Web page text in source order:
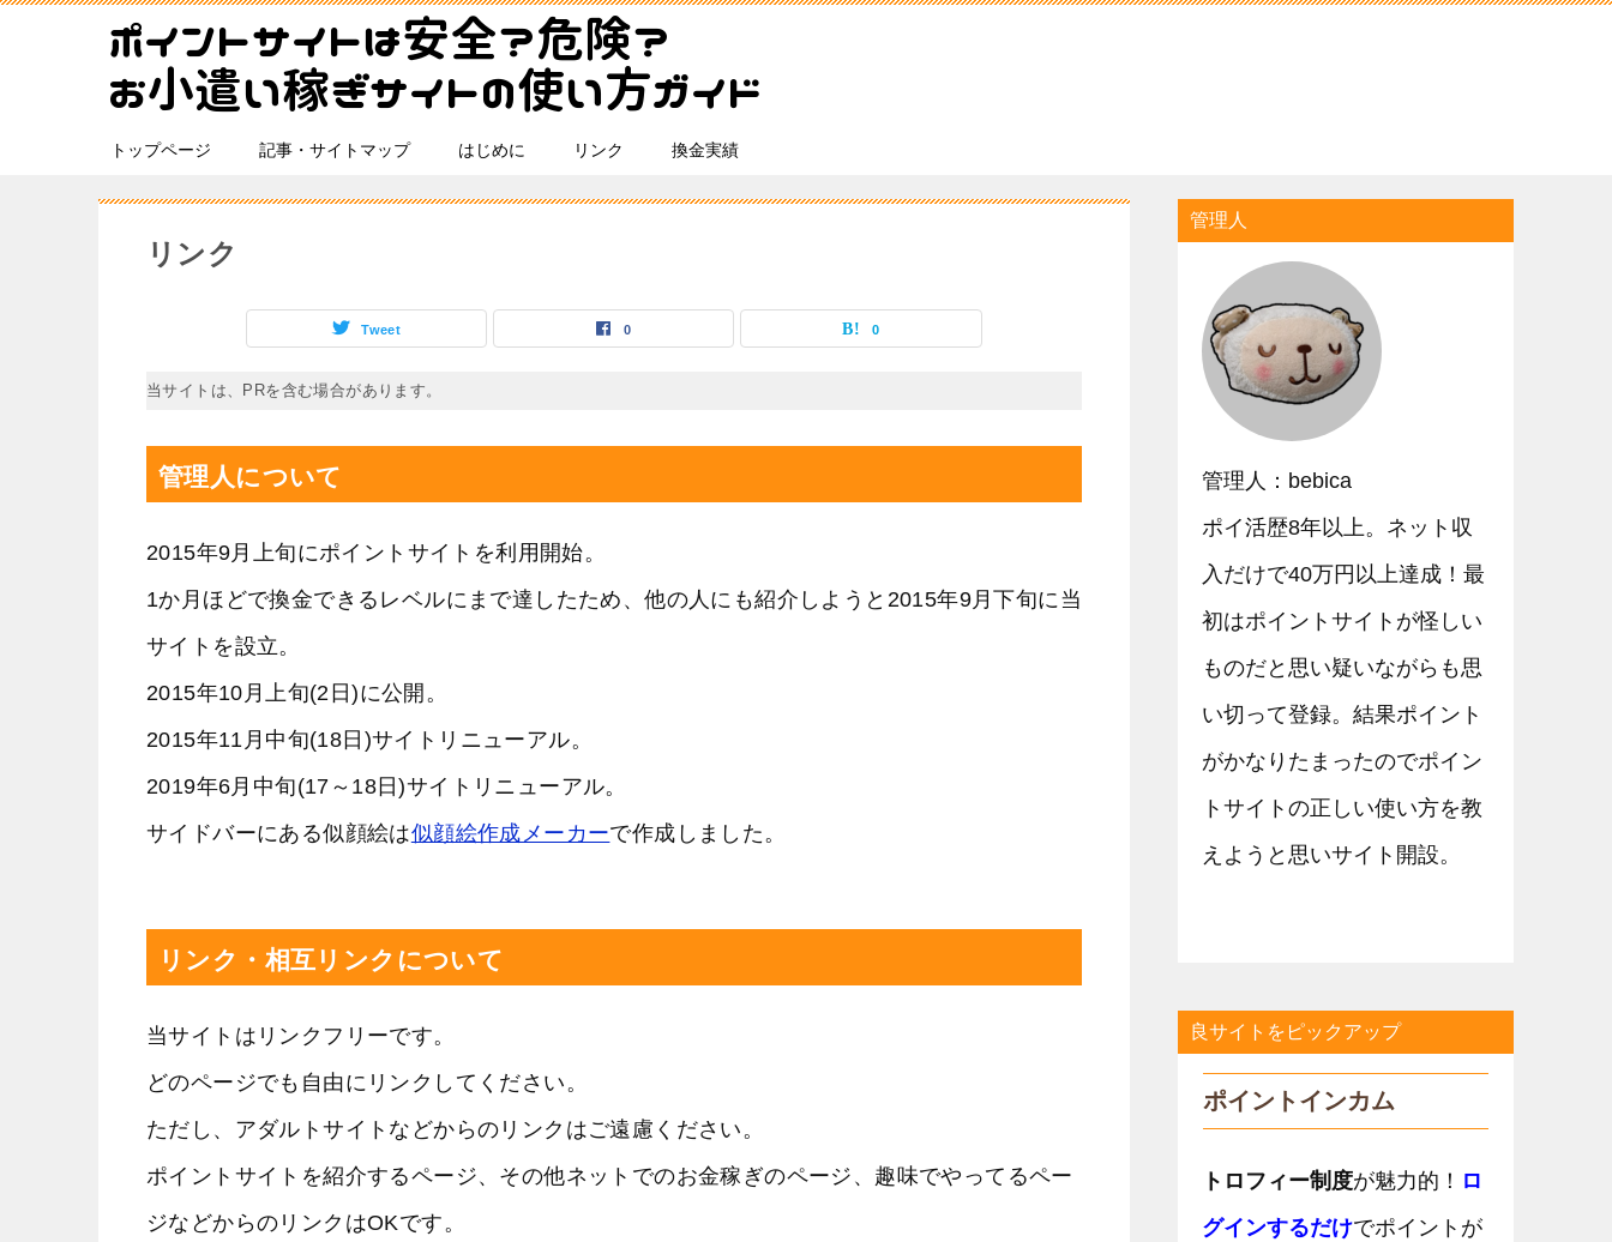
トップページ 記事・サイトマップ はじめに リンク 換金実績
リンク
Tweet 0 0
当サイトは、PRを含む場合があります。
管理人について
2015年9月上旬にポイントサイトを利用開始。
1か月ほどで換金できるレベルにまで達したため、他の人にも紹介しようと2015年9月下旬に当
サイトを設立。
2015年10月上旬(2日)に公開。
2015年11月中旬(18日)サイトリニューアル。
2019年6月中旬(17～18日)サイトリニューアル。
サイドバーにある似顔絵は似顔絵作成メーカーで作成しました。
リンク・相互リンクについて
当サイトはリンクフリーです。
どのページでも自由にリンクしてください。
ただし、アダルトサイトなどからのリンクはご遠慮ください。
ポイントサイトを紹介するページ、その他ネットでのお金稼ぎのページ、趣味でやってるペー
ジなどからのリンクはOKです。
管理人
管理人：bebica
ポイ活歴8年以上。ネット収
入だけで40万円以上達成！最
初はポイントサイトが怪しい
ものだと思い疑いながらも思
い切って登録。結果ポイント
がかなりたまったのでポイン
トサイトの正しい使い方を教
えようと思いサイト開設。
良サイトをピックアップ
ポイントインカム
トロフィー制度が魅力的！ ロ
グインするだけでポイントが